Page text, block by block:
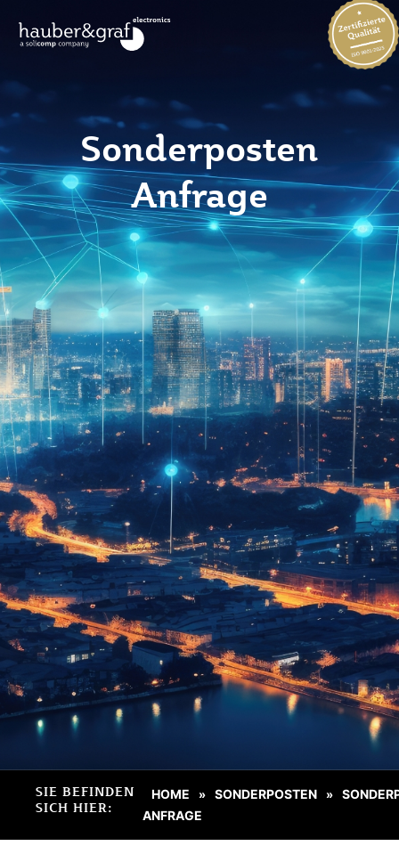
Sonderposten
Anfrage
SIE BEFINDEN
SICH HIER:
HOME » SONDERPOSTEN »
ANFRAGE